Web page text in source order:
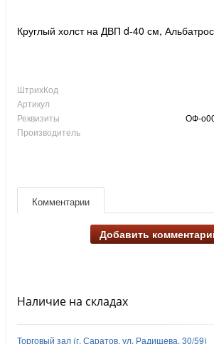
Круглый холст на ДВП d-40 см, Альбатрос
ШтрихКод
Артикул
Реквизиты
ОФ-
Производитель
Комментарии
Добавить
Наличие на складах
Торговый зал (г. Саратов, ул. Радищева, 30/59)